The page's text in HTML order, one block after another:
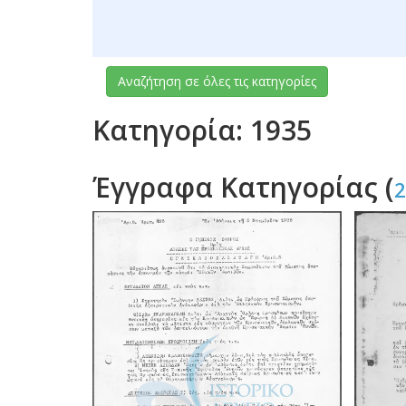
Αναζήτηση σε όλες τις κατηγορίες
Κατηγορία: 1935
Έγγραφα Κατηγορίας (